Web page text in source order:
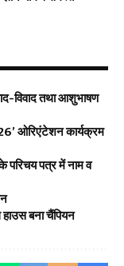
विवाद तथा आशुभाषण
ओरिएंटेशन कार्यक्रम
परिचय पत्र में नाम व
बना चैंपियन